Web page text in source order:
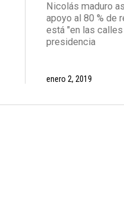
Nicolás maduro
apoyo al 80 % de
está "en las
presidencia
enero 2, 2019